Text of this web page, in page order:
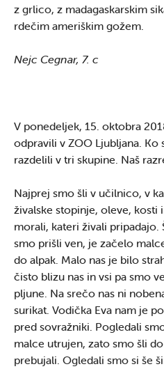
z grlico, z madagaskarskim
rdečim ameriškim gožem.
Nejc Cegnar, 7. c
V ponedeljek, 15. oktobra
odpravili v ZOO Ljubljana. Ko
razdelili v tri skupine. Naš
Najprej smo šli v učilnico, v
živalske stopinje, oleve,
morali, kateri živali pripadajo.
smo prišli ven, je začelo
do alpak. Malo nas je bilo
čisto blizu nas in vsi pa smo
pljune. Na srečo nas ni
surikat. Vodička Eva nam je
pred sovražniki. Pogledali
malce utrujen, zato smo šli
prebujali. Ogledali smo si še